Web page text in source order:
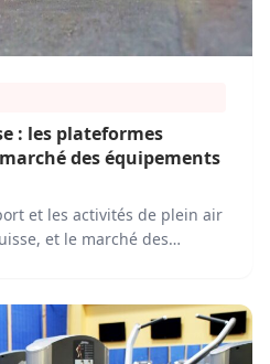
: les plateformes
des équipements
et les activités de plein air
et le marché des
un choix immense et une